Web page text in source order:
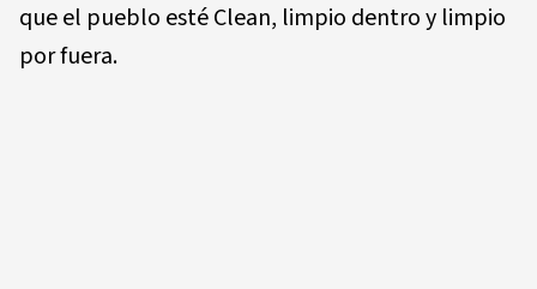
que el pueblo esté Clean, limpio dentro y limpio
por fuera.